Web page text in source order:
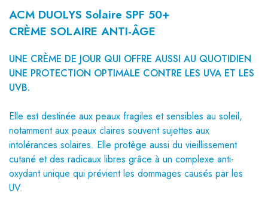
ACM DUOLYS Solaire SPF 50+
CRÈME SOLAIRE ANTI-ÂGE
UNE CRÈME DE JOUR QUI OFFRE AUSSI AU QUOTIDIEN
UNE PROTECTION OPTIMALE CONTRE LES UVA ET LES
UVB.
Elle est destinée aux peaux fragiles et sensibles au soleil,
notamment aux peaux claires souvent sujettes aux
intolérances solaires. Elle protège aussi du vieillissement
cutané et des radicaux libres grâce à un complexe anti-
oxydant unique qui prévient les dommages causés par les
UV.